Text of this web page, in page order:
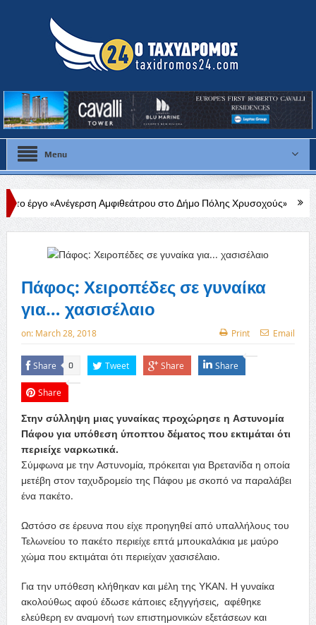
Menu
Αμφιθεάτρου στο Δήμο Πόλης Χρυσοχούς» Στάλω Γεωργίου:
Πάφος: Χειροπέδες σε γυναίκα
για… χασισέλαιο
on: March 28, 2018 Print Email
Share 0 Tweet Share Share
Share
Στην σύλληψη μιας γυναίκας προχώρησε η Αστυνομία
Πάφου για υπόθεση ύποπτου δέματος που εκτιμάται ότι
περιείχε ναρκωτικά.
Σύμφωνα με την Αστυνομία, πρόκειται για Βρετανίδα η οποία
μετέβη στον ταχυδρομείο της Πάφου με σκοπό να παραλάβει
ένα πακέτο.
Ωστόσο σε έρευνα που είχε προηγηθεί από υπαλλήλους του
Τελωνείου το πακέτο περιείχε επτά μπουκαλάκια με μαύρο
χώμα που εκτιμάται ότι περιείχαν χασισέλαιο.
Για την υπόθεση κλήθηκαν και μέλη της ΥΚΑΝ. Η γυναίκα
ακολούθως αφού έδωσε κάποιες εξηγγήσεις, αφέθηκε
ελεύθερη εν αναμονή των επιστημονικών εξετάσεων και